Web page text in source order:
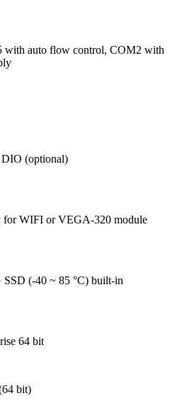
with auto flow control, COM2 with
DIO (optional)
for WIFI or VEGA-320 module
(-40 ~ 85 °C) built-in
64 bit
bit)